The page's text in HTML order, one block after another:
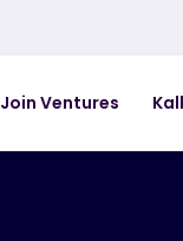
Join Ventures